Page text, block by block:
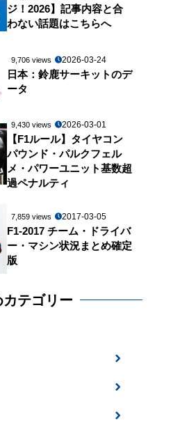
ジ！2026】記事内容と合
わない話題はこちらへ
9,706 views 2026-03-24
日本：鈴鹿サーキットのデ
ータ
9,430 views 2026-03-01
【F1ルール】タイヤコン
パウンド・パルクフェル
メ・パワーユニット基数超
過ペナルティ
7,859 views 2017-03-05
F1-2017 チーム・ドライバ
ー・マシン状況まとめ確定
版
テゴリー